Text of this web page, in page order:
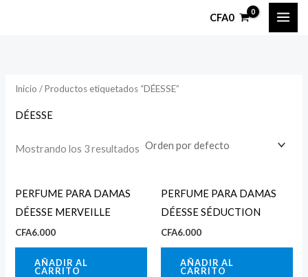
CFA0
Inicio / Productos etiquetados “DÉESSE”
DÉESSE
Mostrando los 3 resultados
PERFUME PARA DAMAS
DÉESSE MERVEILLE
CFA6.000
AÑADIR AL
CARRITO
PERFUME PARA DAMAS
DÉESSE SÉDUCTION
CFA6.000
AÑADIR AL
CARRITO